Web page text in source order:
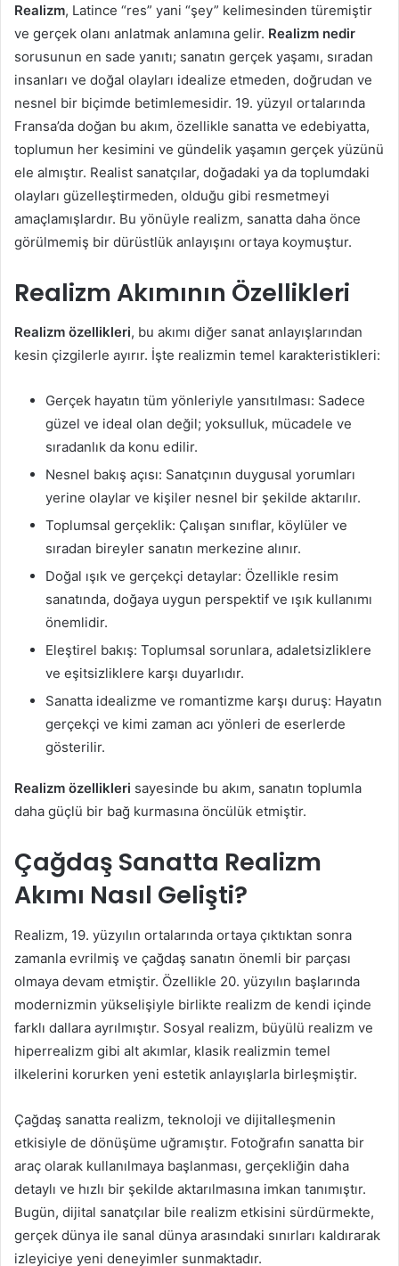
Realizm, Latince “res” yani “şey” kelimesinden türemiştir
ve gerçek olanı anlatmak anlamına gelir. Realizm nedir
sorusunun en sade yanıtı; sanatın gerçek yaşamı, sıradan
insanları ve doğal olayları idealize etmeden, doğrudan ve
nesnel bir biçimde betimlemesidir. 19. yüzyıl ortalarında
Fransa’da doğan bu akım, özellikle sanatta ve edebiyatta,
toplumun her kesimini ve gündelik yaşamın gerçek yüzünü
ele almıştır. Realist sanatçılar, doğadaki ya da toplumdaki
olayları güzelleştirmeden, olduğu gibi resmetmeyi
amaçlamışlardır. Bu yönüyle realizm, sanatta daha önce
görülmemiş bir dürüstlük anlayışını ortaya koymuştur.
Realizm Akımının Özellikleri
Realizm özellikleri, bu akımı diğer sanat anlayışlarından
kesin çizgilerle ayırır. İşte realizmin temel karakteristikleri:
Gerçek hayatın tüm yönleriyle yansıtılması: Sadece
güzel ve ideal olan değil; yoksulluk, mücadele ve
sıradanlık da konu edilir.
Nesnel bakış açısı: Sanatçının duygusal yorumları
yerine olaylar ve kişiler nesnel bir şekilde aktarılır.
Toplumsal gerçeklik: Çalışan sınıflar, köylüler ve
sıradan bireyler sanatın merkezine alınır.
Doğal ışık ve gerçekçi detaylar: Özellikle resim
sanatında, doğaya uygun perspektif ve ışık kullanımı
önemlidir.
Eleştirel bakış: Toplumsal sorunlara, adaletsizliklere
ve eşitsizliklere karşı duyarlıdır.
Sanatta idealizme ve romantizme karşı duruş: Hayatın
gerçekçi ve kimi zaman acı yönleri de eserlerde
gösterilir.
Realizm özellikleri sayesinde bu akım, sanatın toplumla
daha güçlü bir bağ kurmasına öncülük etmiştir.
Çağdaş Sanatta Realizm
Akımı Nasıl Gelişti?
Realizm, 19. yüzyılın ortalarında ortaya çıktıktan sonra
zamanla evrilmiş ve çağdaş sanatın önemli bir parçası
olmaya devam etmiştir. Özellikle 20. yüzyılın başlarında
modernizmin yükselişiyle birlikte realizm de kendi içinde
farklı dallara ayrılmıştır. Sosyal realizm, büyülü realizm ve
hiperrealizm gibi alt akımlar, klasik realizmin temel
ilkelerini korurken yeni estetik anlayışlarla birleşmiştir.
Çağdaş sanatta realizm, teknoloji ve dijitalleşmenin
etkisiyle de dönüşüme uğramıştır. Fotoğrafın sanatta bir
araç olarak kullanılmaya başlanması, gerçekliğin daha
detaylı ve hızlı bir şekilde aktarılmasına imkan tanımıştır.
Bugün, dijital sanatçılar bile realizm etkisini sürdürmekte,
gerçek dünya ile sanal dünya arasındaki sınırları kaldırarak
izleyiciye yeni deneyimler sunmaktadır.